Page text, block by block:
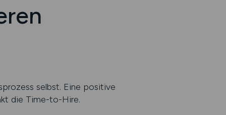
selbst. Eine positive
die Time-to-Hire.